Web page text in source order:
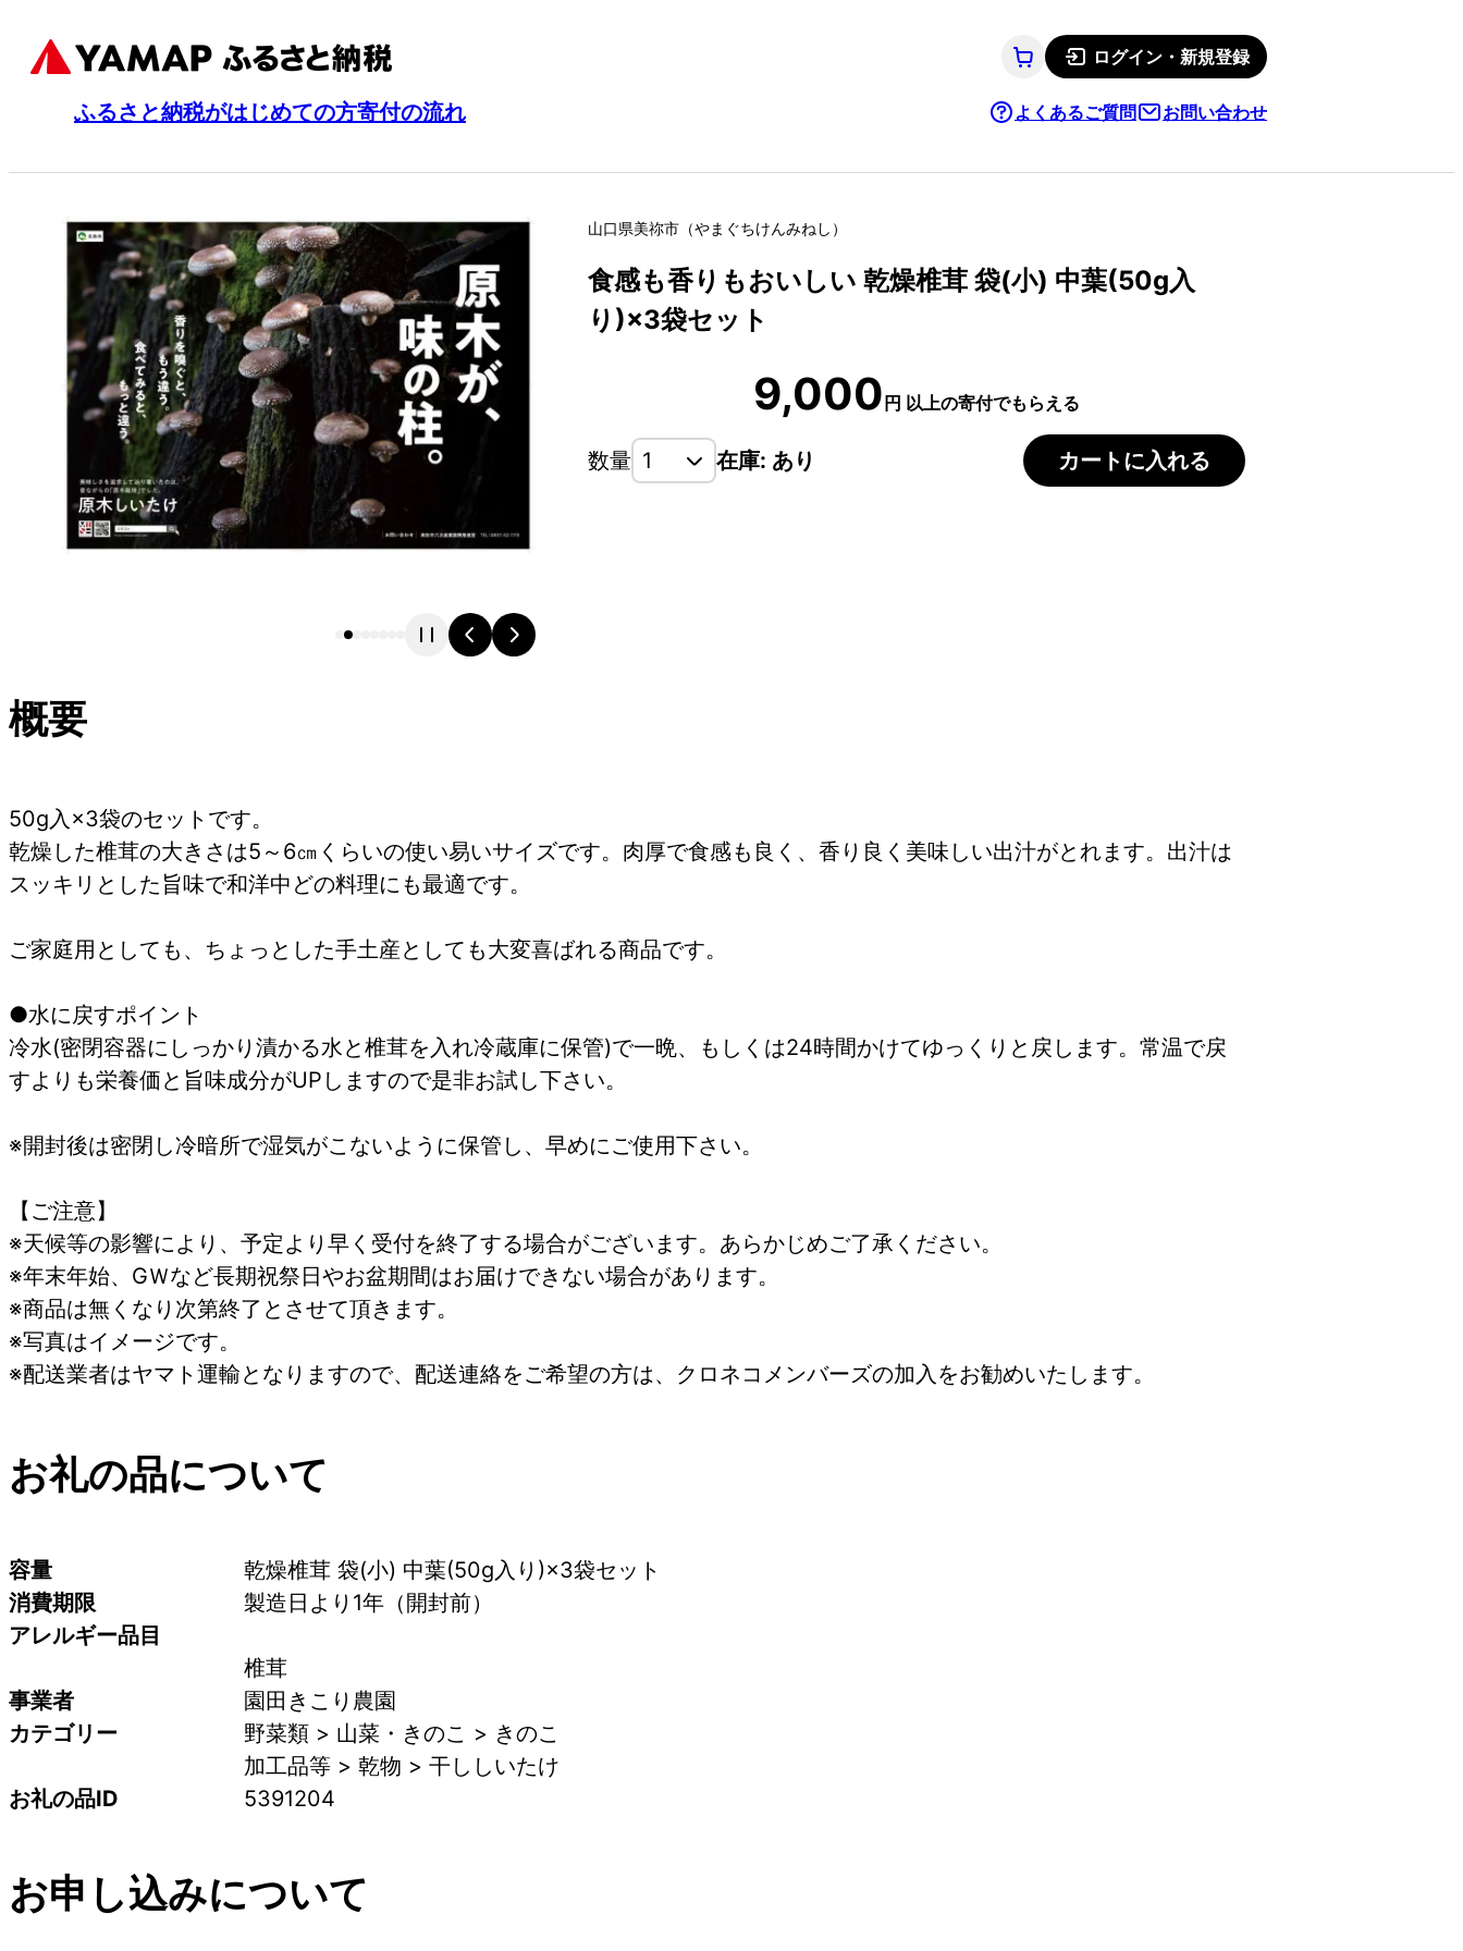
ログイン・新規登録
ふるさと納税がはじめての方寄付の流れ よくあるご質問 お問い合わせ
山口県美祢市 （やまぐちけんみねし ）
食感も香りもおいしい 乾燥椎茸 袋(小) 中葉(50g入
り)×3袋セット
9,000円 以上の寄付でもらえる
数量 在庫: あり カートに入れる
概要
50g入×3袋のセットです。
乾燥した椎茸の大きさは5～6㎝くらいの使い易いサイズです。肉厚で食感も良く、香り良く美味しい出汁がとれます。出汁は
スッキリとした旨味で和洋中どの料理にも最適です。
ご家庭用としても、ちょっとした手土産としても大変喜ばれる商品です。
●水に戻すポイント
冷水(密閉容器にしっかり漬かる水と椎茸を入れ冷蔵庫に保管)で一晩、もしくは24時間かけてゆっくりと戻します。常温で戻
すよりも栄養価と旨味成分がUPしますので是非お試し下さい。
※開封後は密閉し冷暗所で湿気がこないように保管し、早めにご使用下さい。
【ご注意】
※天候等の影響により、予定より早く受付を終了する場合がございます。あらかじめご了承ください。
※年末年始、GＷなど長期祝祭日やお盆期間はお届けできない場合があります。
※商品は無くなり次第終了とさせて頂きます。
※写真はイメージです。
※配送業者はヤマト運輸となりますので、配送連絡をご希望の方は、クロネコメンバーズの加入をお勧めいたします。
お礼の品について
容量
乾燥椎茸 袋(小) 中葉(50g入り)×3袋セット
消費期限
製造日より1年（開封前）
アレルギー品目
椎茸
事業者
園田きこり農園
カテゴリー
野菜類 > 山菜・きのこ > きのこ
加工品等 > 乾物 > 干ししいたけ
お礼の品ID
5391204
お申し込みについて